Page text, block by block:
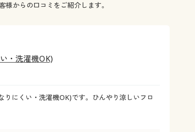
大きいサイズ メンズ
からの口コミをご紹介します。
・洗濯機OK)
にくい・洗濯機OK)です。ひんやり涼しいフロ